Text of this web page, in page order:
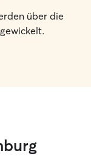
über die